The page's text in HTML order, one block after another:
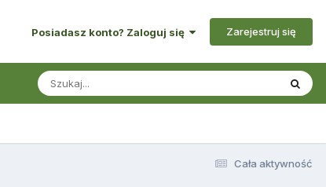
Posiadasz konto? Zaloguj się Zarejestruj się
Cała aktywność